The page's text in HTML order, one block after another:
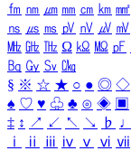
㎙ ㎚ ㎛ ㎜ ㎝ ㎞ ㎟
㎱ ㎲ ㎳ ㎴ ㎵ ㎶ ㎷
㎒ ㎓ ㎔ Ω ㏀ ㏁ ㎊
㏃ ㏉ ㏜ ㏆
§ ※ ☆ ★ ○ ● ◎ ◇
♠ ♡ ♥ ♧ ♣ ⊙ ◈ ▣
‡ ↕ ↗ ↙ ↖ ↘ ♭ ♩
ⅰ
ⅱ ⅲ ⅳ ⅴ ⅵ ⅶ